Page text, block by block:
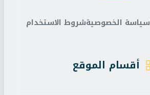
سياسة الخصوصيةشروط الاستخدام
أقسام الموقع